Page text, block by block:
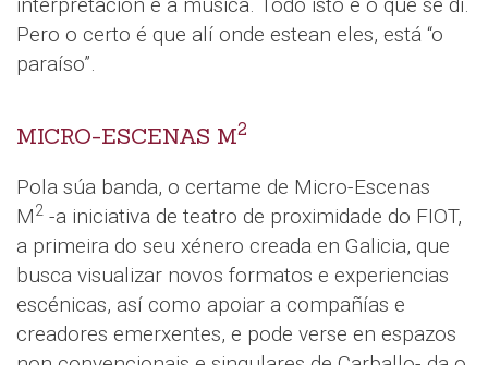
Pero o certo é que alí onde estean eles, está “o
paraíso”.
MICRO-ESCENAS M2
Pola súa banda, o certame de Micro-Escenas
M2 -a iniciativa de teatro de proximidade do FIOT,
a primeira do seu xénero creada en Galicia, que
busca visualizar novos formatos e experiencias
escénicas, así como apoiar a compañías e
creadores emerxentes, e pode verse en espazos